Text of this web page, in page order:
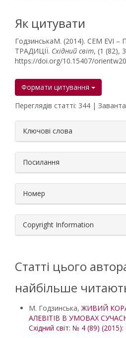
Як цитувати
ГодзинськаM. (2014). CEM EVI
ТРАДИЦІЇ. Східний світ, (1 (82),
https://doi.org/10.15407/
Формати цитування
Переглядів статті: 344 |
Ключові слова
Посилання
Номер
Copyright Information
Статті цього
найбільше
M. Годзинська,ЖИВИЙ
АЛЕВІТІВ В УМОВАХ
Східний світ: № 4 (89) (2015):